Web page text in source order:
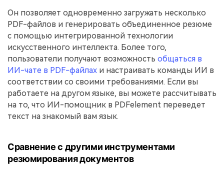
Он позволяет одновременно загружать несколько
PDF-файлов и генерировать объединенное резюме
с помощью интегрированной технологии
искусственного интеллекта. Более того,
пользователи получают возможность общаться в
ИИ-чате в PDF-файлах и настраивать команды ИИ в
соответствии со своими требованиями. Если вы
работаете на другом языке, вы можете рассчитывать
на то, что ИИ-помощник в PDFelement переведет
текст на знакомый вам язык.
Сравнение с другими инструментами
резюмирования документов